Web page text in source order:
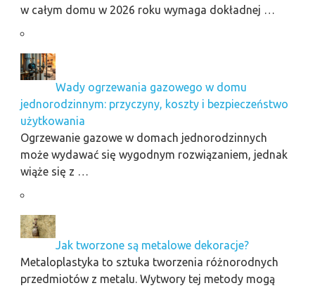
w całym domu w 2026 roku wymaga dokładnej …
Wady ogrzewania gazowego w domu
jednorodzinnym: przyczyny, koszty i bezpieczeństwo
użytkowania
Ogrzewanie gazowe w domach jednorodzinnych
może wydawać się wygodnym rozwiązaniem, jednak
wiąże się z …
Jak tworzone są metalowe dekoracje?
Metaloplastyka to sztuka tworzenia różnorodnych
przedmiotów z metalu. Wytwory tej metody mogą